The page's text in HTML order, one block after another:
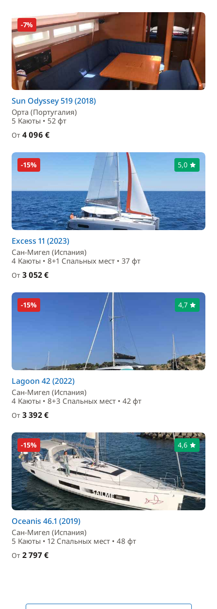
-7%
Sun Odyssey 519 (2018)
Орта (Португалия)
5 Каюты • 52 фт
От 4 096 €
-15% 5,0
Excess 11 (2023)
Сан-Мигел (Испания)
4 Каюты • 8+1 Спальныx мест • 37 фт
От 3 052 €
-15% 4,7
Lagoon 42 (2022)
Сан-Мигел (Испания)
4 Каюты • 8+3 Спальныx мест • 42 фт
От 3 392 €
-15% 4,6
Oceanis 46.1 (2019)
Сан-Мигел (Испания)
5 Каюты • 12 Спальныx мест • 48 фт
От 2 797 €